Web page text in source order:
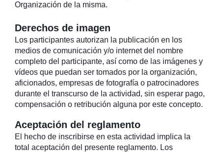
Organización de la misma.
Derechos de imagen
Los participantes autorizan la publicación en los
medios de comunicación y/o internet del nombre
completo del participante, así como de las imágenes y
vídeos que puedan ser tomados por la organización,
aficionados, empresas de fotografía o patrocinadores
durante el transcurso de la actividad, sin esperar pago,
compensación o retribución alguna por este concepto.
Aceptación del reglamento
El hecho de inscribirse en esta actividad implica la
total aceptación del presente reglamento. Los